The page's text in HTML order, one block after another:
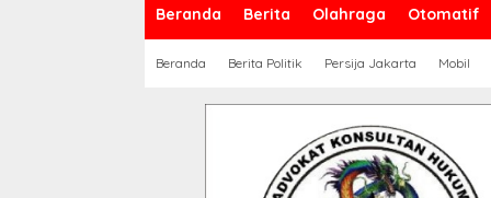
Beranda Berita Olahraga Otomatif
Beranda Berita Politik Persija Jakarta Mobil